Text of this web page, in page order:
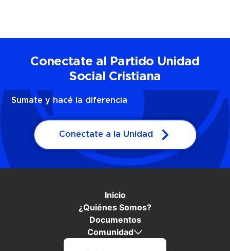
Conectate al Partido Unidad
Social Cristiana
Sumate y hacé la diferencia
Conectate a la Unidad
Inicio
¿Quiénes Somos?
Documentos
Comunidad